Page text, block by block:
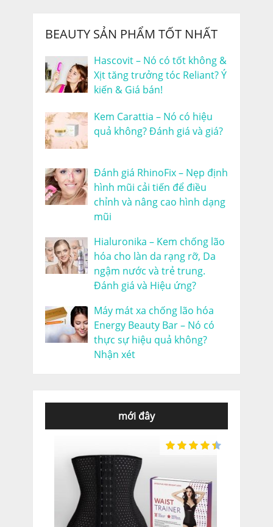
BEAUTY SẢN PHẨM TỐT NHẤT
Hascovit – Nó có tốt không &
Xịt tăng trưởng tóc Reliant? Ý
kiến & Giá bán!
Kem Carattia – Nó có hiệu
quả không? Đánh giá và giá?
Đánh giá RhinoFix – Nẹp định
hình mũi cải tiến để điều
chỉnh và nâng cao hình dạng
mũi
Hialuronika – Kem chống lão
hóa cho làn da rạng rỡ, Da
ngậm nước và trẻ trung.
Đánh giá và Hiệu ứng?
Máy mát xa chống lão hóa
Energy Beauty Bar – Nó có
thực sự hiệu quả không?
Nhận xét
mới đây